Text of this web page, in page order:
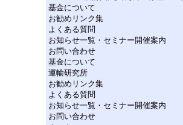
基金について
お勧めリンク集
よくある質問
お知らせ一覧・セミナー開催案内
お問い合わせ
基金について
運輸研究所
お勧めリンク集
よくある質問
お知らせ一覧・セミナー開催案内
お問い合わせ